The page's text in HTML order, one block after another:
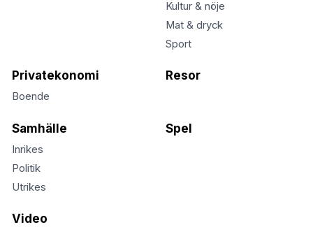
Kultur & nöje
Mat & dryck
Sport
Privatekonomi
Boende
Resor
Samhälle
Inrikes
Politik
Utrikes
Spel
Video